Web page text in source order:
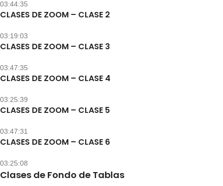
03:44:35
CLASES DE ZOOM – CLASE 2
03:19:03
CLASES DE ZOOM – CLASE 3
03:47:35
CLASES DE ZOOM – CLASE 4
03:25:39
CLASES DE ZOOM – CLASE 5
03:47:31
CLASES DE ZOOM – CLASE 6
03:25:08
Clases de Fondo de Tablas